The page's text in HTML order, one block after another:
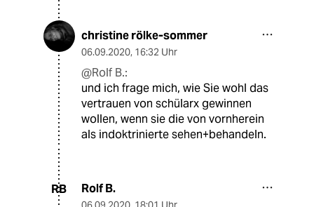
christine rölke-sommer
06.09.2020, 16:32 Uhr
@Rolf B.:
und ich frage mich, wie Sie wohl das
vertrauen von schülarx gewinnen
wollen, wenn sie die von vornherein
als indoktrinierte sehen+behandeln.
RB Rolf B.